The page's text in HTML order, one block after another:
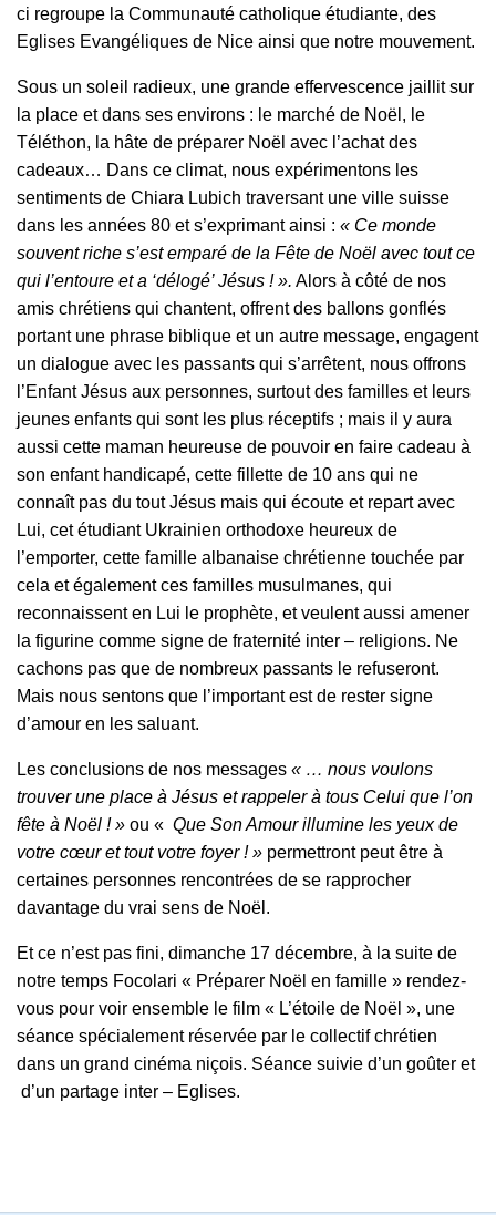
ci regroupe la Communauté catholique étudiante, des
Eglises Evangéliques de Nice ainsi que notre mouvement.
Sous un soleil radieux, une grande effervescence jaillit sur
la place et dans ses environs : le marché de Noël, le
Téléthon, la hâte de préparer Noël avec l’achat des
cadeaux… Dans ce climat, nous expérimentons les
sentiments de Chiara Lubich traversant une ville suisse
dans les années 80 et s’exprimant ainsi : « Ce monde
souvent riche s’est emparé de la Fête de Noël avec tout ce
qui l’entoure et a ‘délogé’ Jésus ! ». Alors à côté de nos
amis chrétiens qui chantent, offrent des ballons gonflés
portant une phrase biblique et un autre message, engagent
un dialogue avec les passants qui s’arrêtent, nous offrons
l’Enfant Jésus aux personnes, surtout des familles et leurs
jeunes enfants qui sont les plus réceptifs ; mais il y aura
aussi cette maman heureuse de pouvoir en faire cadeau à
son enfant handicapé, cette fillette de 10 ans qui ne
connaît pas du tout Jésus mais qui écoute et repart avec
Lui, cet étudiant Ukrainien orthodoxe heureux de
l’emporter, cette famille albanaise chrétienne touchée par
cela et également ces familles musulmanes, qui
reconnaissent en Lui le prophète, et veulent aussi amener
la figurine comme signe de fraternité inter – religions. Ne
cachons pas que de nombreux passants le refuseront.
Mais nous sentons que l’important est de rester signe
d’amour en les saluant.
Les conclusions de nos messages « … nous voulons
trouver une place à Jésus et rappeler à tous Celui que l’on
fête à Noël ! » ou « Que Son Amour illumine les yeux de
votre cœur et tout votre foyer ! » permettront peut être à
certaines personnes rencontrées de se rapprocher
davantage du vrai sens de Noël.
Et ce n’est pas fini, dimanche 17 décembre, à la suite de
notre temps Focolari « Préparer Noël en famille » rendez-
vous pour voir ensemble le film « L’étoile de Noël », une
séance spécialement réservée par le collectif chrétien
dans un grand cinéma niçois. Séance suivie d’un goûter et
d’un partage inter – Eglises.